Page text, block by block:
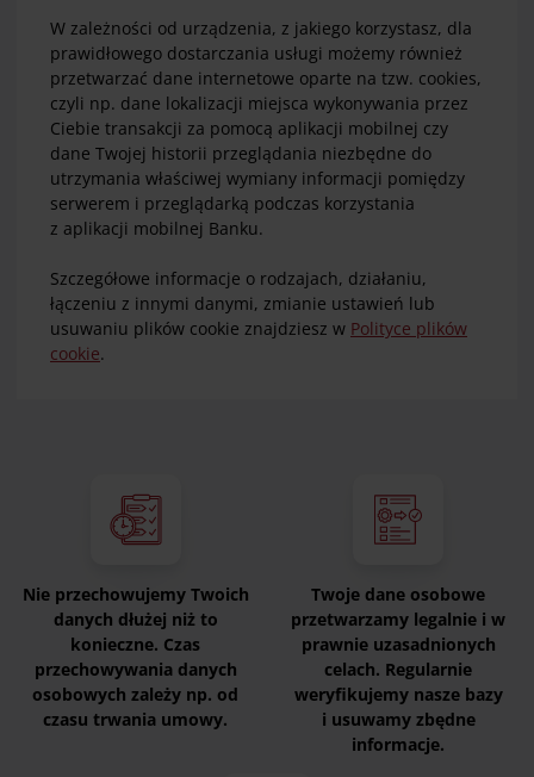
W zależności od urządzenia, z jakiego korzystasz, dla
prawidłowego dostarczania usługi możemy również
przetwarzać dane internetowe oparte na tzw. cookies,
czyli np. dane lokalizacji miejsca wykonywania przez
Ciebie transakcji za pomocą aplikacji mobilnej czy
dane Twojej historii przeglądania niezbędne do
utrzymania właściwej wymiany informacji pomiędzy
serwerem i przeglądarką podczas korzystania
z aplikacji mobilnej Banku.
Szczegółowe informacje o rodzajach, działaniu,
łączeniu z innymi danymi, zmianie ustawień lub
usuwaniu plików cookie znajdziesz w Polityce plików
cookie.
Nie przechowujemy Twoich
danych dłużej niż to
konieczne. Czas
przechowywania danych
osobowych zależy np. od
czasu trwania umowy.
Twoje dane osobowe
przetwarzamy legalnie i w
prawnie uzasadnionych
celach. Regularnie
weryfikujemy nasze bazy
i usuwamy zbędne
informacje.